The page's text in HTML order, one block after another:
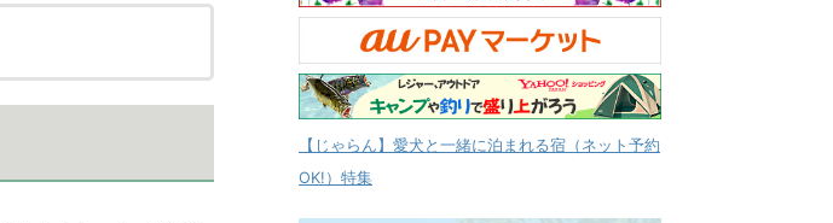
【じゃらん】愛犬と一緒に泊まれる宿（ネット予約
OK!）特集